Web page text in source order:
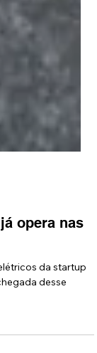
opera nas